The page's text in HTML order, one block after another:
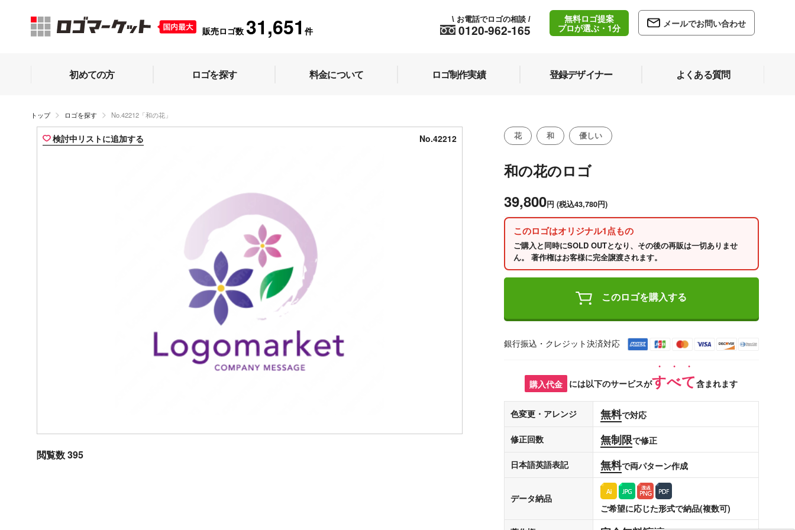
販売ロゴ数 31,651 件 0120-962-165
\ お電話でロゴの相談 /
無料ロゴ提案
プロが選ぶ・1分
メールでお問い合わせ
初めての方 ロゴを探す 料金について ロゴ制作実績 登録デザイナー よくある質問
トップ ロゴを探す No.42212「和の花」
検討中リストに追加する No.42212
閲覧数 395
花 和 優しい
和の花のロゴ
39,800円 (税込43,780円)
このロゴはオリジナル1点もの
ご購入と同時にSOLD OUTとなり、その後の再販は一切ありませ
ん。 著作権はお客様に完全譲渡されます。
このロゴを購入する
銀行振込・クレジット決済対応
購入代金 には以下のサービスがすべて含まれます
色変更・アレンジ 無料で対応
修正回数 無制限で修正
日本語英語表記 無料で両パターン作成
データ納品
ご希望に応じた形式で納品(複数可)